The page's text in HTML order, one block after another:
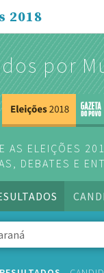
2018
por
AS ELEIÇÕES
DEBATES E